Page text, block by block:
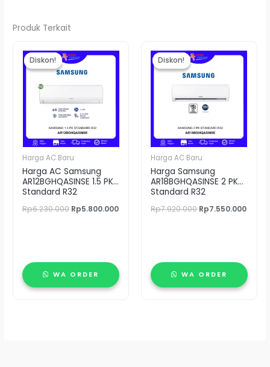
Produk Terkait
Diskon!
Diskon!
Harga AC Baru
Harga AC Samsung
AR12BGHQASINSE 1.5 PK
Standard R32
Rp6.230.000
aslinya
adalah:
Rp6.230.000.
Rp5.800.000
WA ORDER
Diskon!
Diskon!
Harga AC Baru
Harga Samsung
AR18BGHQASINSE 2 PK
Standard R32
Rp7.920.000
aslinya
adalah:
Rp7.920.000.
Rp7.550.000
WA ORDER